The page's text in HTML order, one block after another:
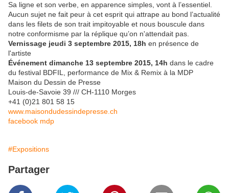
Sa ligne et son verbe, en apparence simples, vont à l’essentiel.
Aucun sujet ne fait peur à cet esprit qui attrape au bond l’actualité
dans les filets de son trait impitoyable et nous bouscule dans
notre conformisme par la réplique qu’on n'attendait pas.
Vernissage jeudi 3 septembre 2015, 18h en présence de
l'artiste
Événement dimanche 13 septembre 2015, 14h dans le cadre
du festival BDFIL, performance de Mix & Remix à la MDP
Maison du Dessin de Presse
Louis-de-Savoie 39 /// CH-1110 Morges
+41 (0)21 801 58 15
www.maisondudessindepresse.ch
facebook mdp
#Expositions
Partager